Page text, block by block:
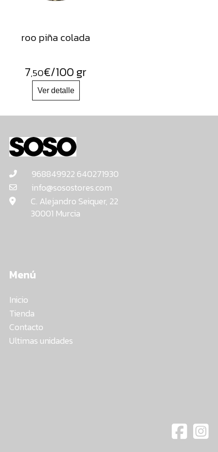
roo piña colada
7,50€/100 gr
968849922 640271930
info@sosostores.com
C. Alejandro Seiquer, 22
30001 Murcia
Menú
Inicio
Tienda
Contacto
Ultimas unidades